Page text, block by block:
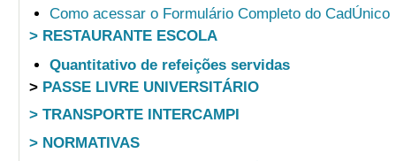
Como acessar o Formulário Completo do CadÚnico
> RESTAURANTE ESCOLA
Quantitativo de refeições servidas
> PASSE LIVRE UNIVERSITÁRIO
> TRANSPORTE INTERCAMPI
> NORMATIVAS